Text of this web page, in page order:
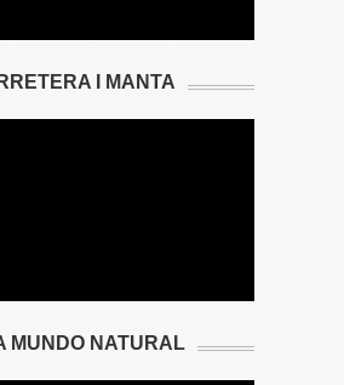
I MANTA
MUNDO NATURAL